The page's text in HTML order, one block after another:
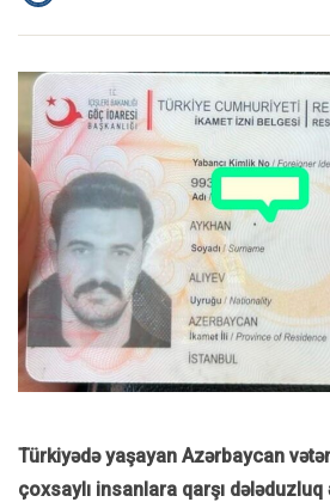
Türkiyədə yaşayan Azərbaycan
çoxsaylı insanlara qarşı